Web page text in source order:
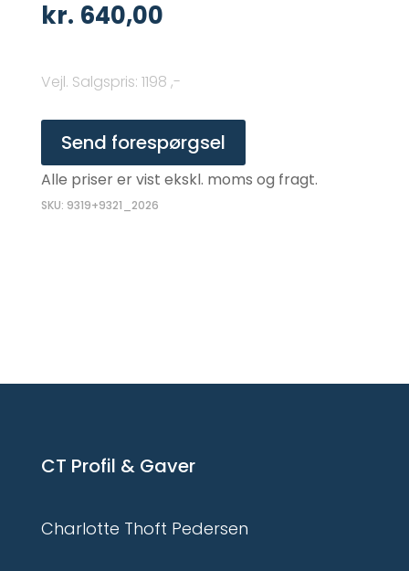
kr. 640,00
Vejl. Salgspris: 1198 ,-
Send forespørgsel
Alle priser er vist ekskl. moms og fragt.
SKU: 9319+9321_2026
CT Profil & Gaver
Charlotte Thoft Pedersen